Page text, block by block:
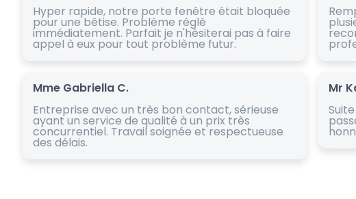
Hyper rapide, notre porte fenêtre était bloquée
pour une bêtise. Problème réglé
immédiatement. Parfait je n'hésiterai pas à faire
appel à eux pour tout problème futur.
Mme Gabriella C.
Entreprise avec un très bon contact, sérieuse
ayant un service de qualité à un prix très
concurrentiel. Travail soignée et respectueuse
des délais.
Mr